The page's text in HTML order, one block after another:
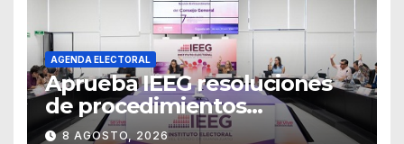
AGENDA ELECTORAL
Aprueba IEEG resoluciones
de procedimientos
sancionadores
8 AGOSTO, 2026